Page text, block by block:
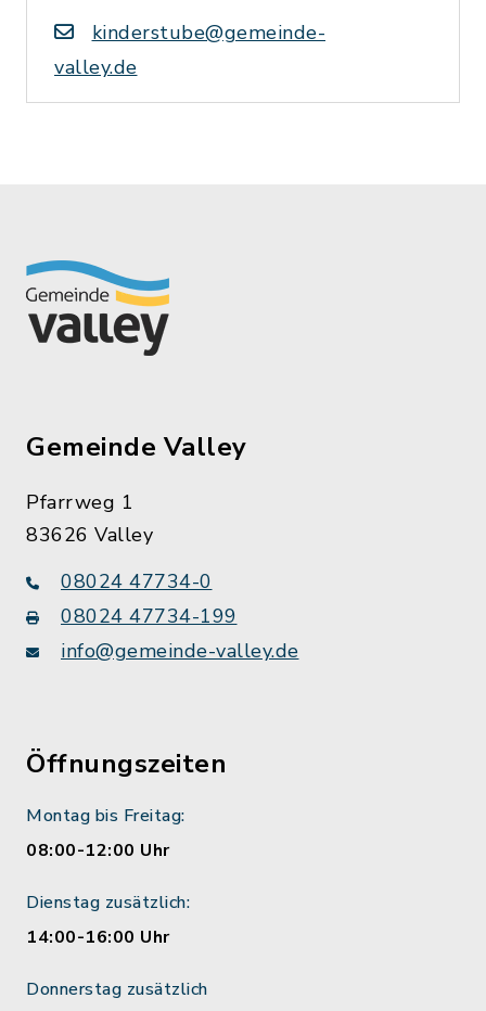
kinderstube@gemeinde-
valley.de
Gemeinde Valley
Pfarrweg 1
83626 Valley
08024 47734-0
08024 47734-199
info@gemeinde-valley.de
Öffnungszeiten
Montag bis Freitag:
08:00-12:00 Uhr
Dienstag zusätzlich:
14:00-16:00 Uhr
Donnerstag zusätzlich